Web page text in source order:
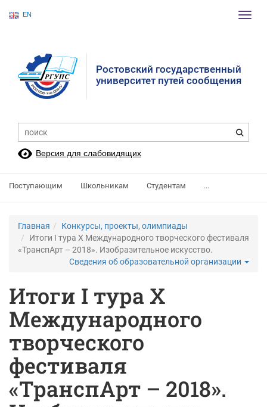
EN
Ростовский государственный
университет путей сообщения
Версия для слабовидящих
Поступающим Школьникам Студентам ...
Главная
Конкурсы, проекты, олимпиады
Итоги I тура X Международного творческого фестиваля
«ТранспАрт – 2018». Изобразительное искусство.
Сведения об образовательной организации
Итоги I тура X
Международного
творческого
фестиваля
«ТранспАрт – 2018».